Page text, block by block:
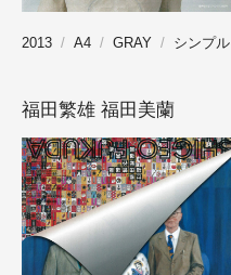
2013 A4 GRAY シンプル
福田繁雄 福田美蘭